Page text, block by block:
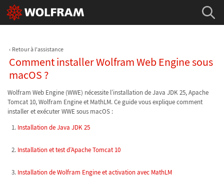
Retour à l'assistance
Comment installer Wolfram Web Engine sous
macOS ?
Wolfram Web Engine (WWE) nécessite l’installation de Java JDK 25, Apache
Tomcat 10, Wolfram Engine et MathLM. Ce guide vous explique comment
installer et exécuter WWE sous macOS :
Installation de Java JDK 25
Installation et test d’Apache Tomcat 10
Installation de Wolfram Engine et activation avec MathLM